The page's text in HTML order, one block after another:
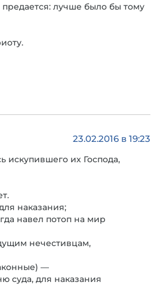
лучше было бы тому
23.02.2016 в 19:23
искупившего их Господа,
наказания;
навел потоп на мир
нечестивцам,
—
суда, для наказания